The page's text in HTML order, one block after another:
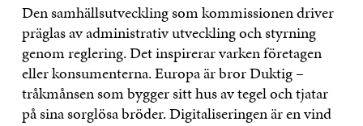
Den samhällsutveckling som kommissionen driver
präglas av administrativ utveckling och styrning
genom reglering. Det inspirerar varken företagen
eller konsumenterna. Europa är bror Duktig –
tråkmånsen som bygger sitt hus av tegel och tjatar
på sina sorglösa bröder. Digitaliseringen är en vind